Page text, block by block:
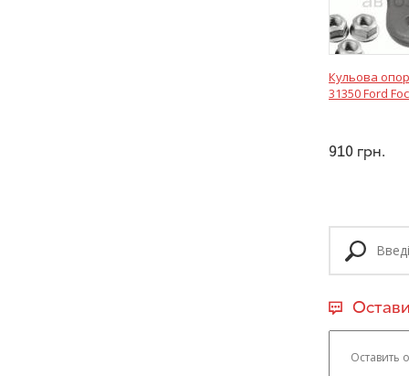
Кульова
31350 Ford
910 грн.